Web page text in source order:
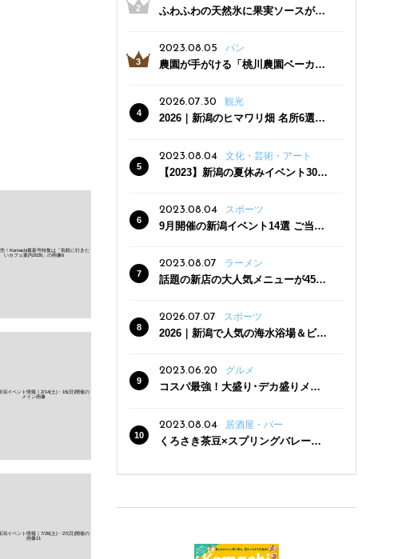
ふわふわの天然氷に果実ソースがた
三条駅近くにオープン
2023.08.05 パン
農園が手がける「桃川農園ベーカリ
った焼きたてパンのほか、ジェラー
トやスムージーも
2026.07.30 観光
2026｜新潟のヒマワリ畑 名所6選
2023.08.04
文化・芸術・アート
【2023】新潟の夏休みイベント30
2023.08.04
スポーツ
9月開催の新潟イベント14選 ご当地
2023.08.07 ラーメン
話題の新店の大人気メニューが450
クーポン登場
2026.07.07 スポーツ
2026｜新潟で人気の海水浴場＆ビー
2023.06.20
グルメ
コスパ最強！大盛り･デカ盛りメニ
2023.08.04
居酒屋・バー
くろさき茶豆×スプリングバレー豊